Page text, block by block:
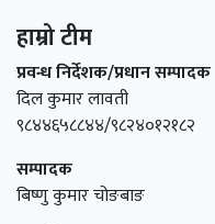
हाम्रो टीम
प्रवन्ध निर्देशक/प्रधान सम्पादक
दिल कुमार लावती
९८४४६५८८४४/९८२४०१२१८२
सम्पादक
बिष्णु कुमार चोङबाङ